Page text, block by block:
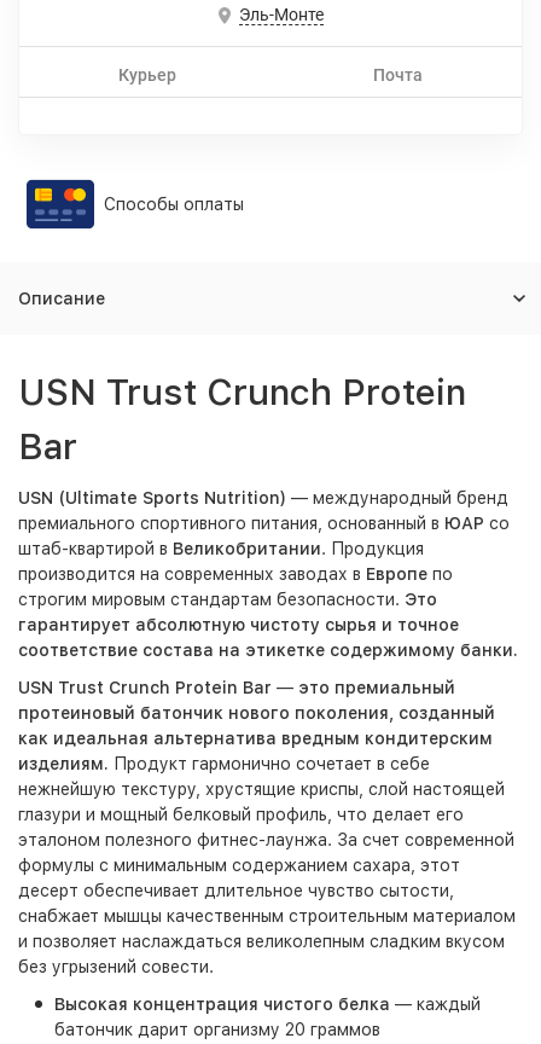
Эль-Монте
Курьер Почта
Способы оплаты
Описание
USN Trust Crunch Protein
Bar
USN (Ultimate Sports Nutrition) — международный бренд
премиального спортивного питания, основанный в ЮАР со
штаб-квартирой в Великобритании. Продукция
производится на современных заводах в Европе по
строгим мировым стандартам безопасности. Это
гарантирует абсолютную чистоту сырья и точное
соответствие состава на этикетке содержимому банки.
USN Trust Crunch Protein Bar — это премиальный
протеиновый батончик нового поколения, созданный
как идеальная альтернатива вредным кондитерским
изделиям. Продукт гармонично сочетает в себе
нежнейшую текстуру, хрустящие криспы, слой настоящей
глазури и мощный белковый профиль, что делает его
эталоном полезного фитнес-лаунжа. За счет современной
формулы с минимальным содержанием сахара, этот
десерт обеспечивает длительное чувство сытости,
снабжает мышцы качественным строительным материалом
и позволяет наслаждаться великолепным сладким вкусом
без угрызений совести.
Высокая концентрация чистого белка — каждый
батончик дарит организму 20 граммов